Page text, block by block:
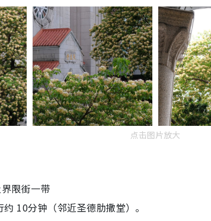
点击图片放大
限街一带
10分钟（邻近圣德肋撒堂）。